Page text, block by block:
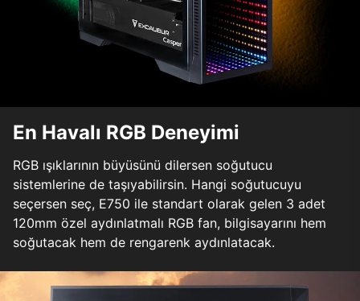
En Havalı RGB Deneyimi
RGB ışıklarının büyüsünü dilersen soğutucu
sistemlerine de taşıyabilirsin. Hangi soğutucuyu
seçersen seç, E750 ile standart olarak gelen 3 adet
120mm özel aydınlatmalı RGB fan, bilgisayarını hem
soğutacak hem de rengarenk aydınlatacak.